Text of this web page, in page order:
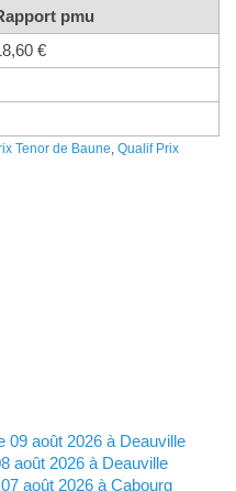
pmu
€
Tenor de Baune Qualif Prix
09 août 2026 à Deauville
août 2026 à Deauville
août 2026 à Cabourg